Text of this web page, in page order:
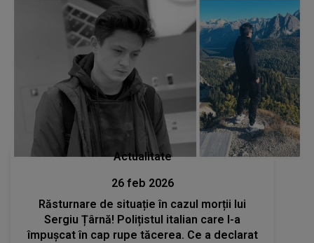
Actualitate
26 feb 2026
Răsturnare de situație în cazul morții lui
Sergiu Țârnă! Polițistul italian care l-a
împușcat în cap rupe tăcerea. Ce a declarat